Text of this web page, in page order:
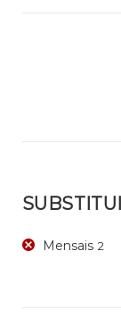
Mensais 2